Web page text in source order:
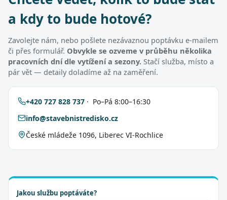
a kdy to bude hotové?
Zavolejte nám, nebo pošlete nezávaznou poptávku e-mailem
či přes formulář. Obvykle se ozveme v průběhu několika
pracovních dní dle vytížení a sezony. Stačí služba, místo a
pár vět — detaily doladíme až na zaměření.
+420 727 828 737 · Po–Pá 8:00–16:30
info@stavebnistredisko.cz
České mládeže 1096, Liberec VI-Rochlice
Jakou službu poptáváte?